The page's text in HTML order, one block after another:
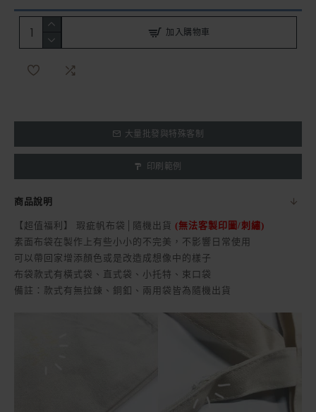
加入購物車
大量批發與特殊客制
印刷範例
商品說明
【超值福利】 瑕疵帆布袋│隨機出貨 (無法客製印圖/刺繡)
素面布袋在製作上有些小小的不完美，不影響日常使用
可以帶回家增添顏色或是改造成想像中的樣子
布袋款式有橫式袋、直式袋、小托特、束口袋
備註：款式有無拉鍊、銅釦、兩用袋皆為隨機出貨